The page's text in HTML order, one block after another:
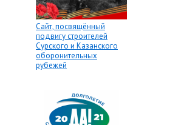
Сайт, посвящённый
подвигу строителей
Сурского и Казанского
оборонительных
рубежей